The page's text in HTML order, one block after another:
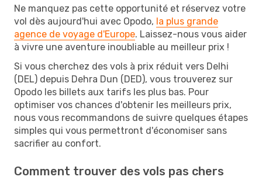
Ne manquez pas cette opportunité et réservez votre
vol dès aujourd'hui avec Opodo, la plus grande
agence de voyage d'Europe. Laissez-nous vous aider
à vivre une aventure inoubliable au meilleur prix !
Si vous cherchez des vols à prix réduit vers Delhi
(DEL) depuis Dehra Dun (DED), vous trouverez sur
Opodo les billets aux tarifs les plus bas. Pour
optimiser vos chances d'obtenir les meilleurs prix,
nous vous recommandons de suivre quelques étapes
simples qui vous permettront d'économiser sans
sacrifier au confort.
Comment trouver des vols pas chers